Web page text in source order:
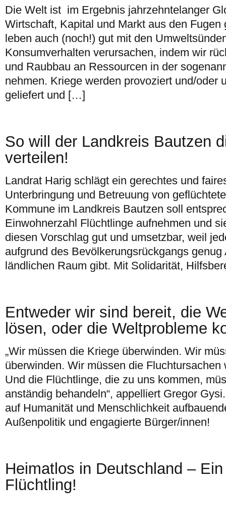
Die Welt ist im Ergebnis jahrzehntelanger
Wirtschaft, Kapital und Markt aus den Fugen
leben auch (noch!) gut mit den
Konsumverhalten verursachen, indem wir
und Raubbau an Ressourcen in der
nehmen. Kriege werden provoziert und/oder
geliefert und […]
So will der Landkreis Bautzen
verteilen!
Landrat Harig schlägt ein gerechtes und
Unterbringung und Betreuung von
Kommune im Landkreis Bautzen soll
Einwohnerzahl Flüchtlinge aufnehmen und
diesen Vorschlag gut und umsetzbar, weil
aufgrund des Bevölkerungsrückgangs
ländlichen Raum gibt. Mit Solidarität,
Entweder wir sind bereit, die
lösen, oder die Weltprobleme
„Wir müssen die Kriege überwinden. Wir
überwinden. Wir müssen die Fluchtursachen
Und die Flüchtlinge, die zu uns kommen,
anständig behandeln“, appelliert Gregor
auf Humanität und Menschlichkeit
Außenpolitik und engagierte Bürger/innen!
Heimatlos in Deutschland –
Flüchtling!